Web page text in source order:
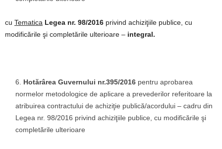
cu Tematica Legea nr. 98/2016 privind achiziţiile publice, cu
modificările şi completările ulterioare – integral.
Hotărârea Guvernului nr.395/2016 pentru aprobarea
normelor metodologice de aplicare a prevederilor referitoare la
atribuirea contractului de achiziţie publică/acordului – cadru din
Legea nr. 98/2016 privind achiziţiile publice, cu modificările şi
completările ulterioare